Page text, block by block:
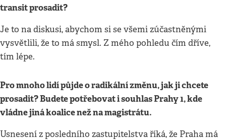
transit prosadit?
Je to na diskusi, abychom si se všemi zúčastněnými
vysvětlili, že to má smysl. Z mého pohledu čím dříve,
tím lépe.
Pro mnoho lidí půjde o radikální změnu, jak ji chcete
prosadit? Budete potřebovat i souhlas Prahy 1, kde
vládne jiná koalice než na magistrátu.
Usnesení z posledního zastupitelstva říká, že Praha má